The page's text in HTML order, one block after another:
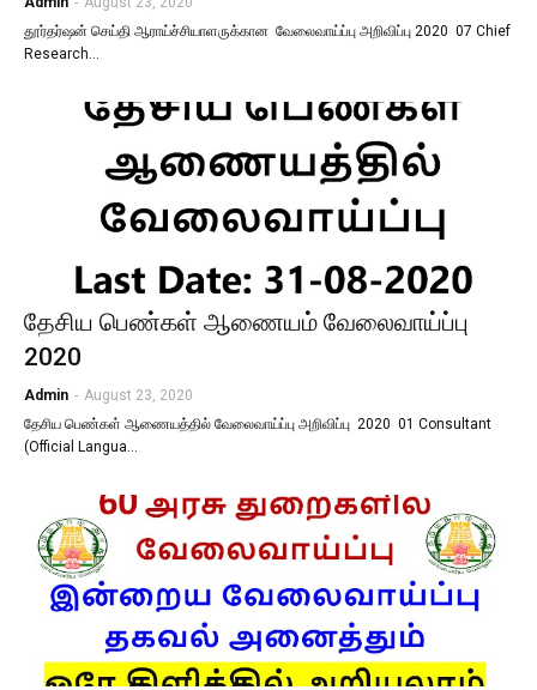
தூர்தர்ஷன் செய்தி ஆராய்ச்சியாளருக்கான வேலைவாய்ப்பு அறிவிப்பு 2020 07 Chief
Research…
தேசிய பெண்கள் ஆணையம் வேலைவாய்ப்பு
2020
Admin - August 23, 2020
தேசிய பெண்கள் ஆணையத்தில் வேலைவாய்ப்பு அறிவிப்பு 2020 01 Consultant
(Official Langua…